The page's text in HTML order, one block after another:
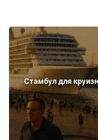
Стамбул для